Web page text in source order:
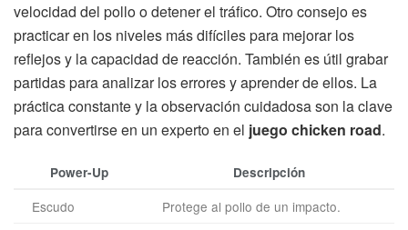
velocidad del pollo o detener el tráfico. Otro consejo es
practicar en los niveles más difíciles para mejorar los
reflejos y la capacidad de reacción. También es útil grabar
partidas para analizar los errores y aprender de ellos. La
práctica constante y la observación cuidadosa son la clave
para convertirse en un experto en el juego chicken road.
Power-Up Descripción
Escudo
Protege al pollo de un impacto.